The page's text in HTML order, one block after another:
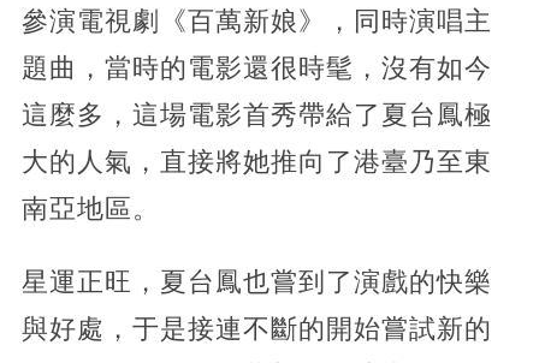
參演電視劇《百萬新娘》，同時演唱主
題曲，當時的電影還很時髦，沒有如今
這麼多，這場電影首秀帶給了夏台鳳極
大的人氣，直接將她推向了港臺乃至東
南亞地區。
星運正旺，夏台鳳也嘗到了演戲的快樂
與好處，于是接連不斷的開始嘗試新的